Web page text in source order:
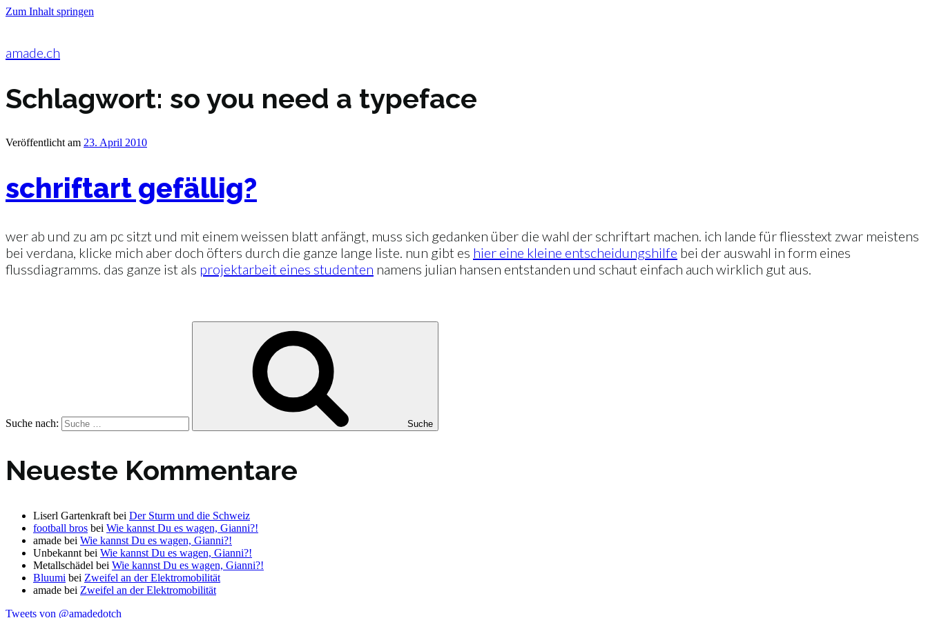
Zum Inhalt springen
amade.ch
Schlagwort: so you need a typeface
Veröffentlicht am 23. April 2010
schriftart gefällig?
wer ab und zu am pc sitzt und mit einem weissen blatt anfängt, muss sich gedanken über die wahl der schriftart machen. ich lande für fliesstext zwar meistens
bei verdana, klicke mich aber doch öfters durch die ganze lange liste. nun gibt es hier eine kleine entscheidungshilfe bei der auswahl in form eines
flussdiagramms. das ganze ist als projektarbeit eines studenten namens julian hansen entstanden und schaut einfach auch wirklich gut aus.
Suche nach: Suche
Neueste Kommentare
Liserl Gartenkraft bei Der Sturm und die Schweiz
football bros bei Wie kannst Du es wagen, Gianni?!
amade bei Wie kannst Du es wagen, Gianni?!
Unbekannt bei Wie kannst Du es wagen, Gianni?!
Metallschädel bei Wie kannst Du es wagen, Gianni?!
Bluumi bei Zweifel an der Elektromobilität
amade bei Zweifel an der Elektromobilität
Tweets von @amadedotch